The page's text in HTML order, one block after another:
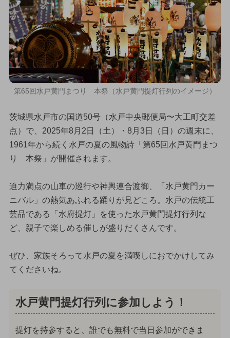
第65回水戸黄門まつり 本祭（水戸黄門提灯行列のイメージ）
茨城県水戸市の国道50号（水戸中央郵便局〜大工町交差
点）で、2025年8月2日（土）・8月3日（日）の週末に、
1961年から続く水戸の夏の風物詩「第65回水戸黄門まつ
り 本祭」が開催されます。
迫力満点の山車の巡行や神輿連合渡御、「水戸黄門カー
ニバル」の熱気あふれる踊りが見どころ。水戸の伝統工
芸品である「水府提灯」を使った水戸黄門提灯行列な
ど、親子で楽しめる催しが盛りだくさんです。
ぜひ、家族そろって水戸の夏を満喫しにおでかけしてみ
てくださいね。
水戸黄門提灯行列に参加しよう！
提灯を持参すると、誰でも無料で当日参加ができま